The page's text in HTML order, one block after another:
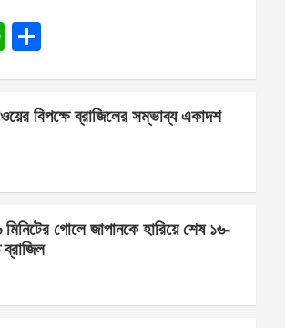
W
s
e
বিপক্ষে ব্রাজিলের সম্ভাব্য একাদশ
গোলে জাপানকে হারিয়ে শেষ ১৬-